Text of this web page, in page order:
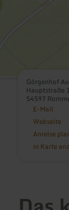
Görgenhof
Hauptstraße
54597
E-Mail
Webseite
Anreise
in Karte